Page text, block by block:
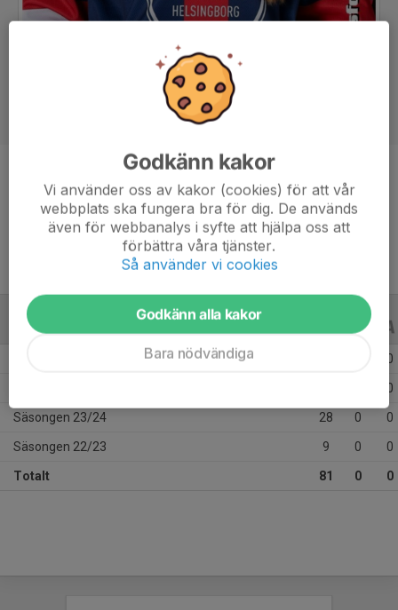
Position
Ålder
16 år
ALLA SERIER
0
0
Säsongen 23/24 28 0 0
Säsongen 22/23 9 0 0
Totalt 81 0 0
Godkänn kakor
Vi använder oss av kakor (cookies) för att vår
webbplats ska fungera bra för dig. De används
även för webbanalys i syfte att hjälpa oss att
förbättra våra tjänster.
Så använder vi cookies
Godkänn alla kakor
Bara nödvändiga